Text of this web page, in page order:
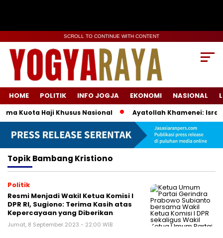
SCROLL TO CONTINUE WITH CONTENT
HOME POLITIK INFO JOGJA EKONOMI NASIONAL
Kuota Haji Khusus Nasional Ayatollah Khamenei:
TopikBambang Kristiono
Politik
Resmi Menjadi Wakil Ketua Komisi I
DPR RI, Sugiono: Terima Kasih atas
Kepercayaan yang Diberikan
Jumat, 8 September 2023 - 22:00 WIB